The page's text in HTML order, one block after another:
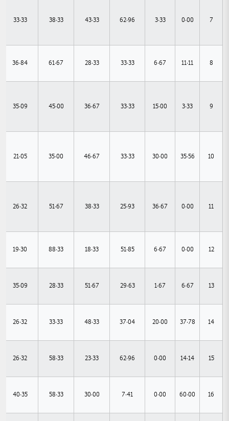
7
0.00
3.33
62.96
43.33
38.33
33.33
8
11.11
6.67
33.33
28.33
61.67
36.84
9
3.33
15.00
33.33
36.67
45.00
35.09
10
35.56
30.00
33.33
46.67
35.00
21.05
11
0.00
36.67
25.93
38.33
51.67
26.32
12
0.00
6.67
51.85
18.33
88.33
19.30
13
6.67
1.67
29.63
51.67
28.33
35.09
14
37.78
20.00
37.04
48.33
33.33
26.32
15
14.14
0.00
62.96
23.33
58.33
26.32
16
60.00
0.00
7.41
30.00
58.33
40.35